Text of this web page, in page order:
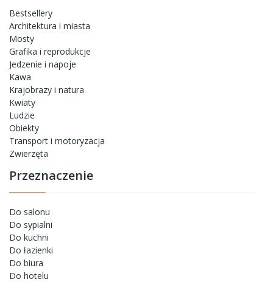
Bestsellery
Architektura i miasta
Mosty
Grafika i reprodukcje
Jedzenie i napoje
Kawa
Krajobrazy i natura
Kwiaty
Ludzie
Obiekty
Transport i motoryzacja
Zwierzęta
Przeznaczenie
Do salonu
Do sypialni
Do kuchni
Do łazienki
Do biura
Do hotelu